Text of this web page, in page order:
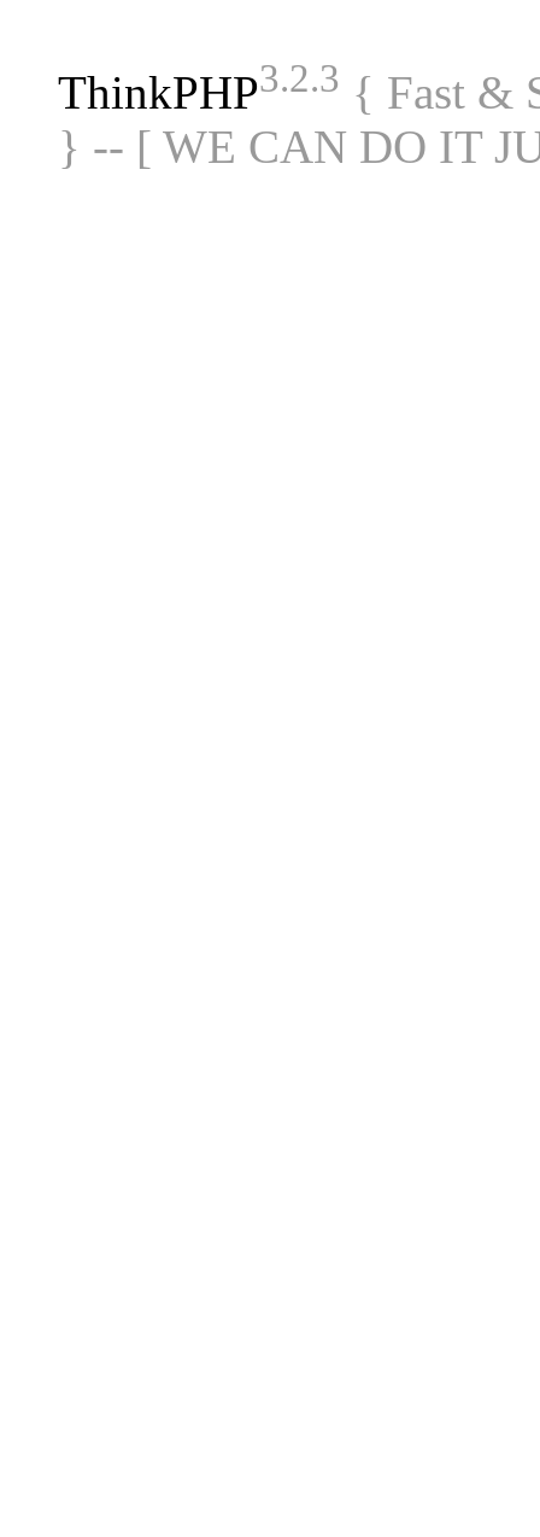
ThinkPHP3.2.3 { Fast &
} -- [ WE CAN DO IT